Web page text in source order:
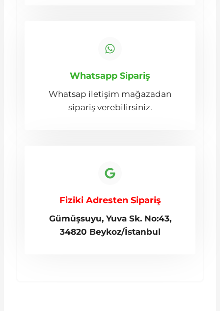
Whatsapp Sipariş
Whatsap iletişim mağazadan
sipariş verebilirsiniz.
Fiziki Adresten Sipariş
Gümüşsuyu, Yuva Sk. No:43,
34820 Beykoz/İstanbul